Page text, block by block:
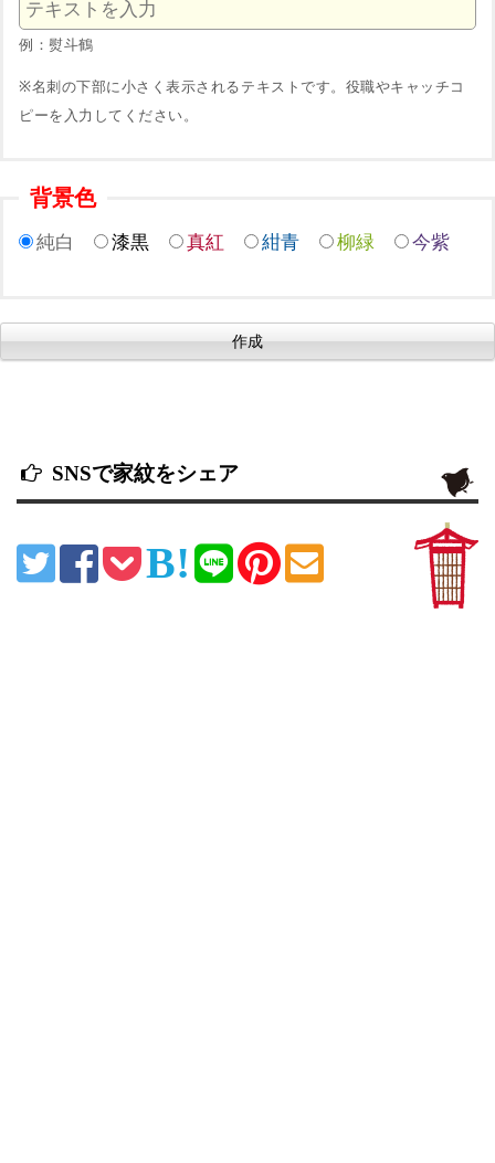
例：熨斗鶴
※名刺の下部に小さく表示されるテキストです。役職やキャッチコ
ピーを入力してください。
背景色
純白 漆黒 真紅 紺青 柳緑 今紫
SNSで家紋をシェア